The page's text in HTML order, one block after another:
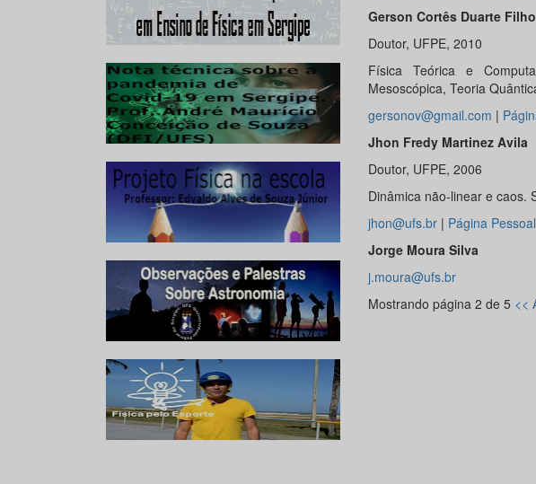
Gerson Cortês Duarte Filho
Doutor, UFPE, 2010
Física Teórica e
Mesoscópica, Teoria
gersonov@gmail.com |
Jhon Fredy Martinez Avila
Doutor, UFPE, 2006
Dinâmica não-linear e caos.
jhon@ufs.br| Página Pessoal
Jorge Moura Silva
j.moura@ufs.br
Mostrando página 2 de 5 <<